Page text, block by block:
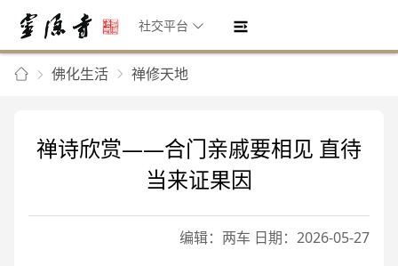
社交平台
佛化生活 禅修天地
禅诗欣赏——合门亲戚要相见 直待
当来证果因
编辑：两车 日期：2026-05-27